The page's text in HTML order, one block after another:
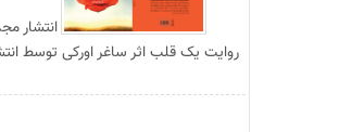
انتشار
روایت یک قلب اثر ساغر اورکی توسط انتشارات هامون